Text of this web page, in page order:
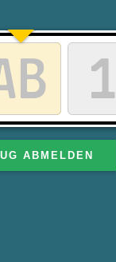
ABMELDEN